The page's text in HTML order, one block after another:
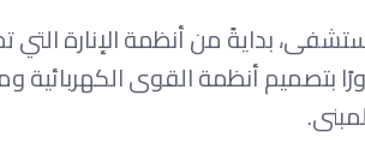
بدايةً من أنظمة الإنارة التي
أنظمة القوى الكهربائية